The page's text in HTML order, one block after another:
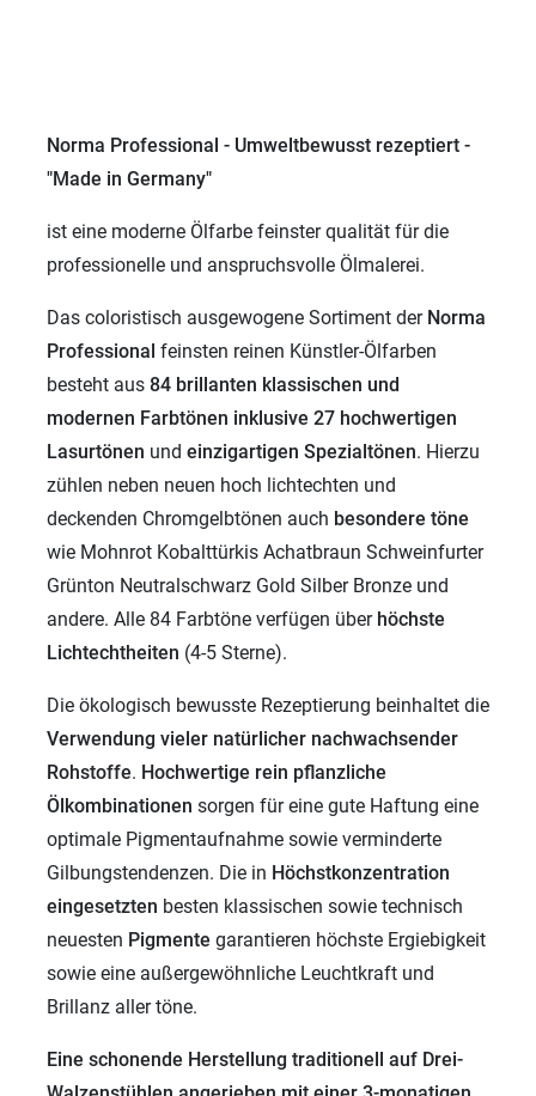
Norma Professional - Umweltbewusst rezeptiert -
"Made in Germany"
ist eine moderne Ölfarbe feinster qualität für die
professionelle und anspruchsvolle Ölmalerei.
Das coloristisch ausgewogene Sortiment der Norma
Professional feinsten reinen Künstler-Ölfarben
besteht aus 84 brillanten klassischen und
modernen Farbtönen inklusive 27 hochwertigen
Lasurtönen und einzigartigen Spezialtönen. Hierzu
zühlen neben neuen hoch lichtechten und
deckenden Chromgelbtönen auch besondere töne
wie Mohnrot Kobalttürkis Achatbraun Schweinfurter
Grünton Neutralschwarz Gold Silber Bronze und
andere. Alle 84 Farbtöne verfügen über höchste
Lichtechtheiten (4-5 Sterne).
Die ökologisch bewusste Rezeptierung beinhaltet die
Verwendung vieler natürlicher nachwachsender
Rohstoffe. Hochwertige rein pflanzliche
Ölkombinationen sorgen für eine gute Haftung eine
optimale Pigmentaufnahme sowie verminderte
Gilbungstendenzen. Die in Höchstkonzentration
eingesetzten besten klassischen sowie technisch
neuesten Pigmente garantieren höchste Ergiebigkeit
sowie eine außergewöhnliche Leuchtkraft und
Brillanz aller töne.
Eine schonende Herstellung traditionell auf Drei-